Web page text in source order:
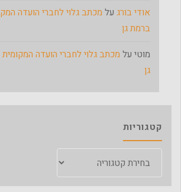
אודי בורג על מכתב גלוי לחברי הועדה
ברמת גן
מוטי על מכתב גלוי לחברי הועדה המקומית
גן
קטגוריות